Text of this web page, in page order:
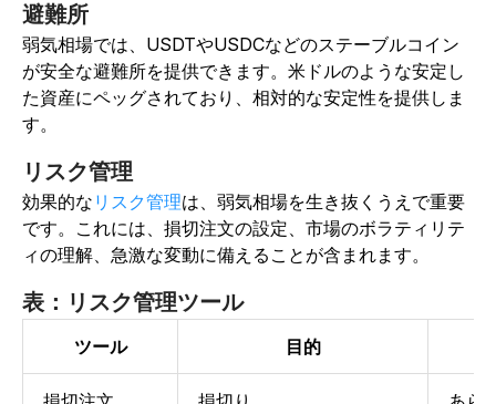
避難所
弱気相場では、USDTやUSDCなどのステーブルコイン
が安全な避難所を提供できます。 米ドルのような安定し
た資産にペッグされており、相対的な安定性を提供しま
す。
リスク管理
効果的な リスク管理は、弱気相場を生き抜くうえで重要
です。これには、損切注文の設定、市場のボラティリテ
ィの理解、急激な変動に備えることが含まれます。
表：リスク管理ツール
ツール 目的